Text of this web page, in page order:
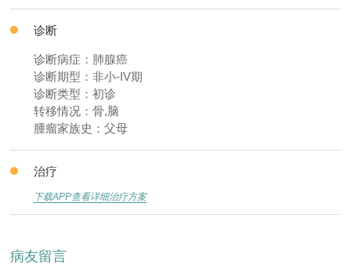
诊断
诊断病症：肺腺癌
诊断期型：非小-IV期
诊断类型：初诊
转移情况：骨,脑
腫瘤家族史：父母
治疗
下载APP查看详细治疗方案
病友留言